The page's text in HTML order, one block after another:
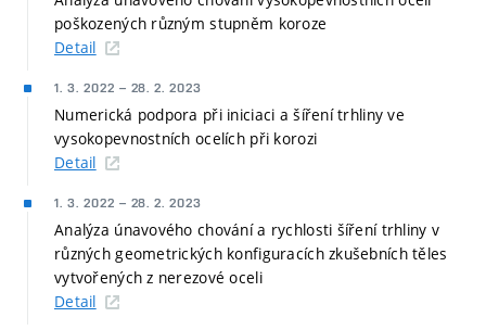
poškozených různým stupněm koroze
Detail
1. 3. 2022 – 28. 2. 2023
Numerická podpora při iniciaci a šíření trhliny ve
vysokopevnostních ocelích při korozi
Detail
1. 3. 2022 – 28. 2. 2023
Analýza únavového chování a rychlosti šíření trhliny v
různých geometrických konfiguracích zkušebních těles
vytvořených z nerezové oceli
Detail